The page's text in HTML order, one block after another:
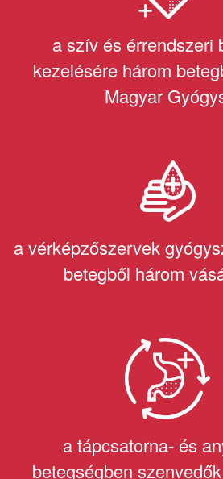
a szív és érrendszeri
kezelésére három
Magyar
a vérképzőszervek
betegből három
a tápcsatorna- és
betegségben